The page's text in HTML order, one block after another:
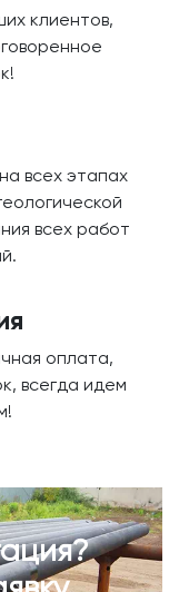
клиентов,
всех этапах
всех работ
оплата,
всегда идем